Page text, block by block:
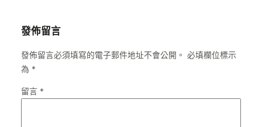
發佈留言
發佈留言必須填寫的電子郵件地址不會公開。 必填欄位標示
為 *
留言 *